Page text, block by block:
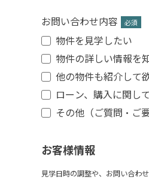
お問い合わせ内容
物件を見学したい
物件の詳しい情報を
他の物件も紹介して
ローン、購入に関し
その他（ご質問・ご
お客様情報
見学日時の調整や、お問い合わ